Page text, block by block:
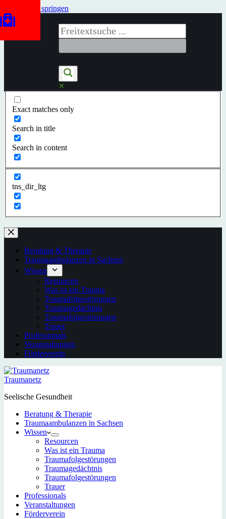
Zum Inhalt springen
Exact matches only
Search in title
Search in content
tns_dir_ltg
Beratung & Therapie
Traumaambulanzen in Sachsen
Wissen
Resourcen
Was ist ein Trauma
Traumafolgestörungen
Traumagedächtnis
Traumafolgestörungen
Trauer
Professionals
Veranstaltungen
Förderverein
Traumanetz
Seelische Gesundheit
Beratung & Therapie
Traumaambulanzen in Sachsen
Wissen
Resourcen
Was ist ein Trauma
Traumafolgestörungen
Traumagedächtnis
Traumafolgestörungen
Trauer
Professionals
Veranstaltungen
Förderverein